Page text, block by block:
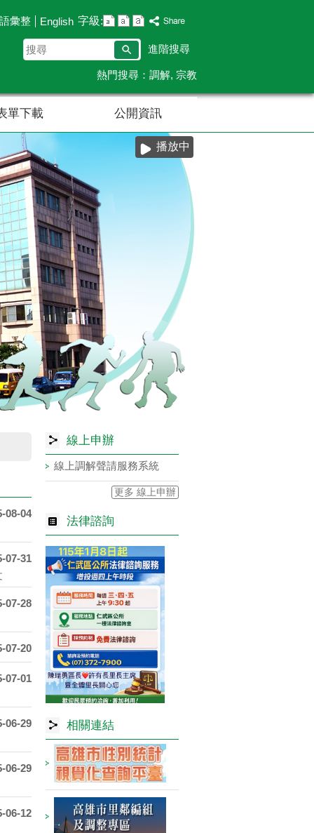
彙整 English 字級:
搜
尋
進階搜尋
熱門搜尋： 調解 宗教
單下載 公開資訊
播放中
08-04
07-31
07-28
07-20
07-01
06-29
06-29
06-12
線上申辦
線上調解聲請服務系統
更多 線上申辦
法律諮詢
相關連結